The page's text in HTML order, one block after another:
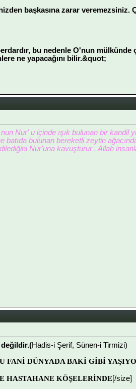
başkasına zarar
bu nedenle O'nun mülkünde
ne yapacağını bilir.&quot;
Nur' u içinde ışık bulunan bir kandil
batıda bulunan bereketli zeytin
Nur'una kavuşturur . Allah
değildir.(Hadis-i Şerif, Sünen-i Tirmizi)
FANİ DÜNYADA BAKİ GİBİ
HASTAHANE KÖŞELERİNDE[/size]